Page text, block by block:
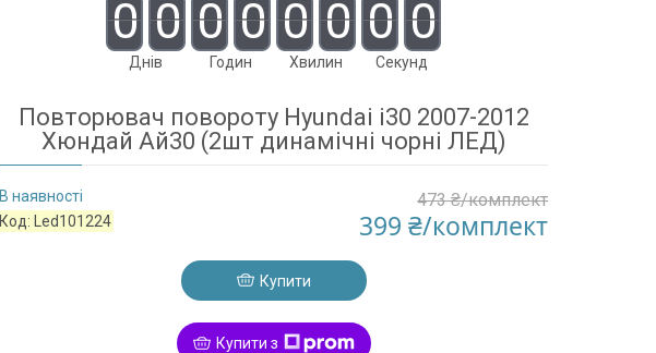
0 0
Днів
0 0
Годин
0 0
Хвилин
0 0
Секунд
Повторювач повороту Hyundai i30 2007-2012
Хюндай Ай30 (2шт динамічні чорні ЛЕД)
В наявності
Код:
Led101224
473 ₴/комплект
399 ₴/комплект
Купити
Купити з